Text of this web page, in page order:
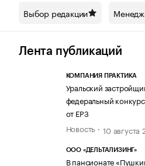
Спецпроекты СПб
Технологии и медиа
Выбор редакции
Лента публикаций
КОМПАНИЯ ПРАКТИКА
Уральский
федеральный
от ЕРЗ
Новость
10 августа
ООО «ДЕЛЬТАЛИЗИНГ»
В пансионате